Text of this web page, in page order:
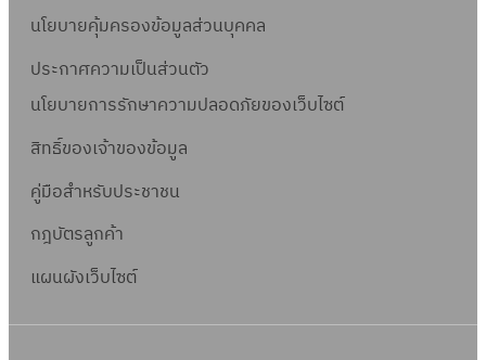
นโยบายคุ้มครองข้อมูลส่วนบุคคล
ประกาศความเป็นส่วนตัว
นโยบายการรักษาความปลอดภัยของเว็บไซต์
สิทธิ์ของเจ้าของข้อมูล
คู่มือสำหรับประชาชน
กฎบัตรลูกค้า
แผนผังเว็บไซต์